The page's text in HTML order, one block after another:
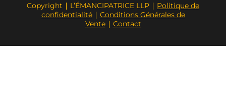
Copyright ∣ L’ÉMANCIPATRICE LLP ∣ Politique de
confidentialité∣ Conditions Générales de
Vente∣ Contact